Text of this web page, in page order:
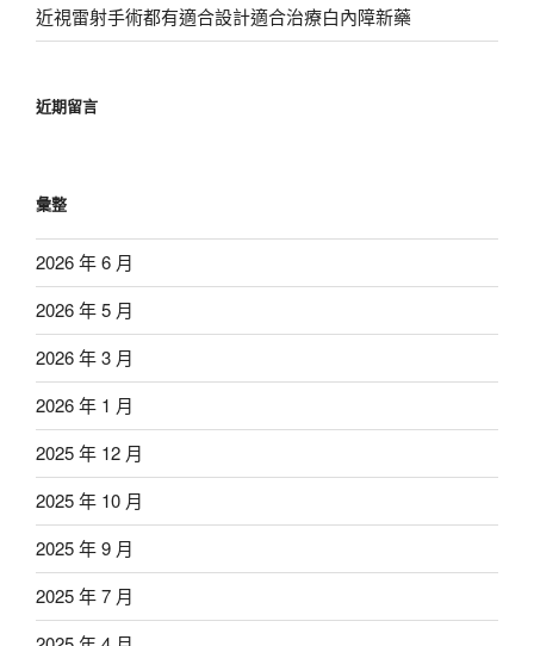
近視雷射手術都有適合設計適合治療白內障新藥
近期留言
彙整
2026 年 6 月
2026 年 5 月
2026 年 3 月
2026 年 1 月
2025 年 12 月
2025 年 10 月
2025 年 9 月
2025 年 7 月